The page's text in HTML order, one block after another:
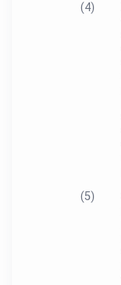
(4)
(5)